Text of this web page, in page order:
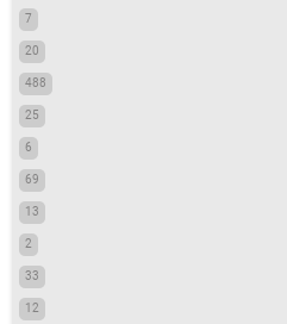
7
20
488
25
6
69
13
2
33
12